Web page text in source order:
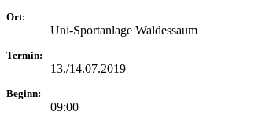
Ort:
Uni-Sportanlage Waldessaum
Termin:
13./14.07.2019
Beginn:
09:00